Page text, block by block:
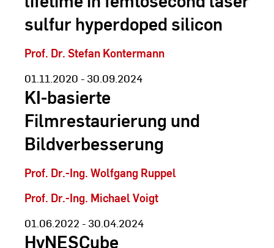
sulfur hyperdoped silicon
Prof. Dr. Stefan Kontermann
01.11.2020 - 30.09.2024
KI-basierte
Filmrestaurierung und
Bildverbesserung
Prof. Dr.-Ing. Wolfgang Ruppel
Prof. Dr.-Ing. Michael Voigt
01.06.2022 - 30.04.2024
HyNESCube